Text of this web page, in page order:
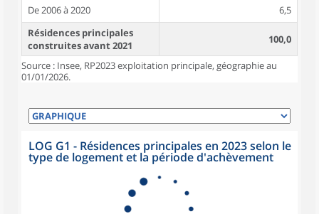
De 2006 à 2020
6,5
Résidences principales
construites avant 2021
100,0
Source : Insee, RP2023 exploitation principale, géographie au
01/01/2026.
LOG G1 - Résidences principales en 2023 selon le
type de logement et la période d'achèvement